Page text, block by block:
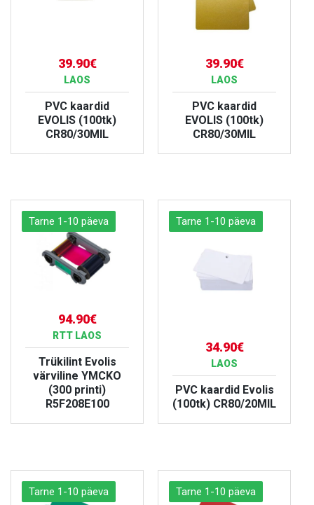
39.90€
LAOS
PVC kaardid
EVOLIS (100tk)
CR80/30MIL
39.90€
LAOS
PVC kaardid
EVOLIS (100tk)
CR80/30MIL
Tarne 1-10 päeva
94.90€
RTT LAOS
Trükilint Evolis
värviline YMCKO
(300 printi)
R5F208E100
Tarne 1-10 päeva
34.90€
LAOS
PVC kaardid Evolis
(100tk) CR80/20MIL
Tarne 1-10 päeva Tarne 1-10 päeva